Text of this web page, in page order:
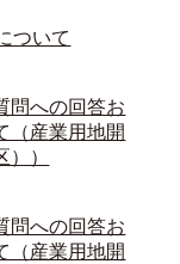
ついて
問への回答お
（産業用地開
）
問への回答お
（産業用地開